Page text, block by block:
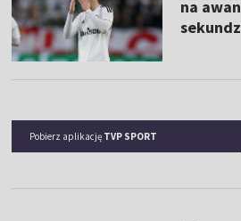
na
Pobierz aplikację TVP SPORT